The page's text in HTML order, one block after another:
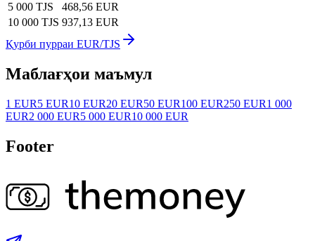
5 000 TJS
468,56 EUR
10 000 TJS 937,13 EUR
Қурби пурраи EUR/TJS
Маблағҳои маъмул
1 EUR5 EUR10 EUR20 EUR50 EUR100 EUR250 EUR1 000
EUR2 000 EUR5 000 EUR10 000 EUR
Footer